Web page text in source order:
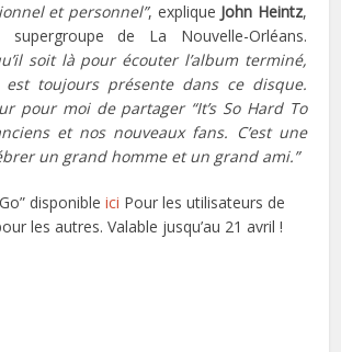
et personnel”, explique John Heintz,
de La Nouvelle-Orléans.
soit là pour écouter l’album terminé,
est toujours présente dans ce disque.
pour moi de partager “It’s So Hard To
et nos nouveaux fans. C’est une
un grand homme et un grand ami.”
disponibleici Pour les utilisateurs de
les autres. Valable jusqu’au 21 avril !